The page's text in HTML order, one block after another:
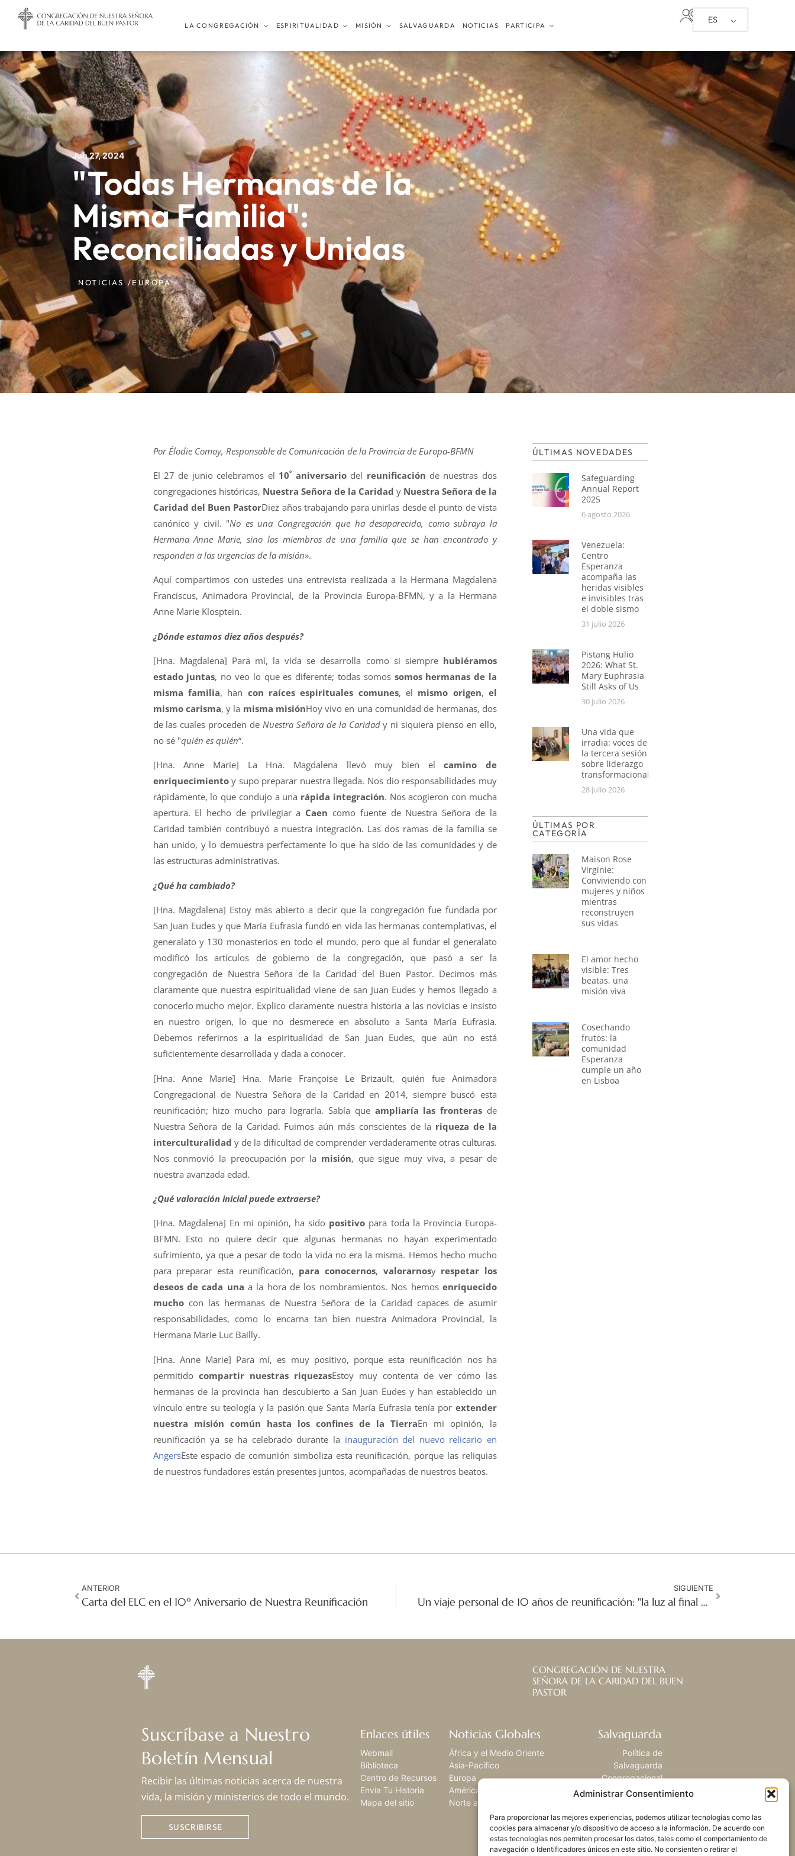
Administrar Consentimiento
Para proporcionar las mejores experiencias, podemos utilizar tecnologías como las
cookies para almacenar y/o dispositivo de acceso a la información. De acuerdo con
estas tecnologías nos permiten procesar los datos, tales como el comportamiento de
navegación o Identificadores únicos en este sitio. No consienten o retirar el
LA CONGREGACIÓN ESPIRITUALIDAD MISIÓN SALVAGUARDA NOTICIAS PARTICIPA
ES
Jun 27, 2024
"Todas Hermanas de la
Misma Familia":
Reconciliadas y Unidas
NOTICIAS /EUROPA
Por Élodie Comoy, Responsable de Comunicación de la Provincia de Europa-BFMN
El 27 de junio celebramos el 10º aniversariodel reunificación de nuestras dos
congregaciones históricas, Nuestra Señora de la Caridad y Nuestra Señora de la
Caridad del Buen PastorDiez años trabajando para unirlas desde el punto de vista
canónico y civil. "No es una Congregación que ha desaparecido, como subraya la
Hermana Anne Marie, sino los miembros de una familia que se han encontrado y
responden a las urgencias de la misión».
Aquí compartimos con ustedes una entrevista realizada a la Hermana Magdalena
Franciscus, Animadora Provincial, de la Provincia Europa-BFMN, y a la Hermana
Anne Marie Klosptein.
¿Dónde estamos diez años después?
[Hna. Magdalena] Para mí, la vida se desarrolla como si siempre hubiéramos
estado juntas, no veo lo que es diferente; todas somos somos hermanas de la
misma familia, han con raíces espirituales comunes, el mismo origen, el
mismo carisma, y la misma misiónHoy vivo en una comunidad de hermanas, dos
de las cuales proceden de Nuestra Señora de la Caridady ni siquiera pienso en ello,
no sé "quién es quién“.
[Hna. Anne Marie] La Hna. Magdalena llevó muy bien elcamino de
enriquecimientoy supo preparar nuestra llegada. Nos dio responsabilidades muy
rápidamente, lo que condujo a una rápida integración. Nos acogieron con mucha
apertura. El hecho de privilegiar a Caen como fuente de Nuestra Señora de la
Caridad también contribuyó a nuestra integración. Las dos ramas de la familia se
han unido, y lo demuestra perfectamente lo que ha sido de las comunidades y de
las estructuras administrativas.
¿Qué ha cambiado?
[Hna. Magdalena] Estoy más abierto a decir que la congregación fue fundada por
San Juan Eudes y que María Eufrasia fundó en vida las hermanas contemplativas, el
generalato y 130 monasterios en todo el mundo, pero que al fundar el generalato
modificó los artículos de gobierno de la congregación, que pasó a ser la
congregación de Nuestra Señora de la Caridad del Buen Pastor. Decimos más
claramente que nuestra espiritualidad viene de san Juan Eudes y hemos llegado a
conocerlo mucho mejor. Explico claramente nuestra historia a las novicias e insisto
en nuestro origen, lo que no desmerece en absoluto a Santa María Eufrasia.
Debemos referirnos a la espiritualidad de San Juan Eudes, que aún no está
suficientemente desarrollada y dada a conocer.
[Hna. Anne Marie] Hna. Marie Françoise Le Brizault, quién fue Animadora
Congregacional de Nuestra Señora de la Caridad en 2014, siempre buscó esta
reunificación; hizo mucho para lograrla. Sabía que ampliaría las fronteras de
Nuestra Señora de la Caridad. Fuimos aún más conscientes de la riqueza de la
interculturalidad y de la dificultad de comprender verdaderamente otras culturas.
Nos conmovió la preocupación por la misión, que sigue muy viva, a pesar de
nuestra avanzada edad.
¿Qué valoración inicial puede extraerse?
[Hna. Magdalena] En mi opinión, ha sido positivo para toda la Provincia Europa-
BFMN. Esto no quiere decir que algunas hermanas no hayan experimentado
sufrimiento, ya que a pesar de todo la vida no era la misma. Hemos hecho mucho
para preparar esta reunificación, para conocernos, valorarnosy respetar los
deseos de cada una a la hora de los nombramientos. Nos hemos enriquecido
muchocon las hermanas de Nuestra Señora de la Caridad capaces de asumir
responsabilidades, como lo encarna tan bien nuestra Animadora Provincial, la
Hermana Marie Luc Bailly.
[Hna. Anne Marie] Para mí, es muy positivo, porque esta reunificación nos ha
permitido compartir nuestras riquezasEstoy muy contenta de ver cómo las
hermanas de la provincia han descubierto a San Juan Eudes y han establecido un
vínculo entre su teología y la pasión que Santa María Eufrasia tenía por extender
nuestra misión común hasta los confines de la TierraEn mi opinión, la
reunificación ya se ha celebrado durante la inauguración del nuevo relicario en
AngersEste espacio de comunión simboliza esta reunificación, porque las reliquias
de nuestros fundadores están presentes juntos, acompañadas de nuestros beatos.
ÚLTIMAS NOVEDADES
Safeguarding
Annual Report
2025
6 agosto 2026
Venezuela:
Centro
Esperanza
acompaña las
heridas visibles
e invisibles tras
el doble sismo
31 julio 2026
Pistang Hulio
2026: What St.
Mary Euphrasia
Still Asks of Us
30 julio 2026
Una vida que
irradia: voces de
la tercera sesión
sobre liderazgo
transformacional
28 julio 2026
ÚLTIMAS POR
CATEGORÍA
Maison Rose
Virginie:
Conviviendo con
mujeres y niños
mientras
reconstruyen
sus vidas
El amor hecho
visible: Tres
beatas, una
misión viva
Cosechando
frutos: la
comunidad
Esperanza
cumple un año
en Lisboa
ANTERIOR
Carta del ELC en el 10º Aniversario de Nuestra Reunificación
SIGUIENTE
Un viaje personal de 10 años de reunificación: "la luz al final del túnel”
CONGREGACIÓN DE NUESTRA
SEÑORA DE LA CARIDAD DEL BUEN
PASTOR
Suscríbase a Nuestro
Boletín Mensual
Recibir las últimas noticias acerca de nuestra
vida, la misión y ministerios de todo el mundo.
SUSCRIBIRSE
Enlaces útiles
Webmail
Biblioteca
Centro de Recursos
Envía Tu Historia
Mapa del sitio
Noticias Globales
África y el Medio Oriente
Asia-Pacífico
Europa
América Latina,
Norte américa
Salvaguarda
Política de
Salvaguarda
Congregacional